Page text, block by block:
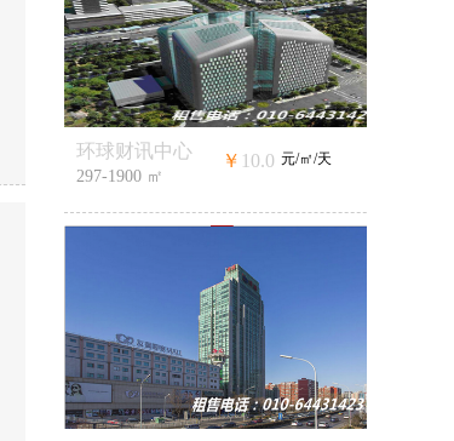
环球财讯中心
297-1900 ㎡
￥ 10.0 元/㎡/天